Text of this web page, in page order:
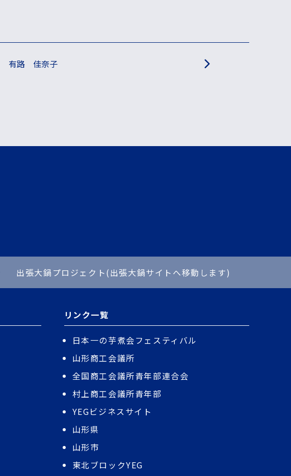
有路 佳奈子
出張大鍋プロジェクト(出張大鍋サイトへ移動します)
リンク一覧
日本一の芋煮会フェスティバル
山形商工会議所
全国商工会議所青年部連合会
村上商工会議所青年部
YEGビジネスサイト
山形県
山形市
東北ブロックYEG